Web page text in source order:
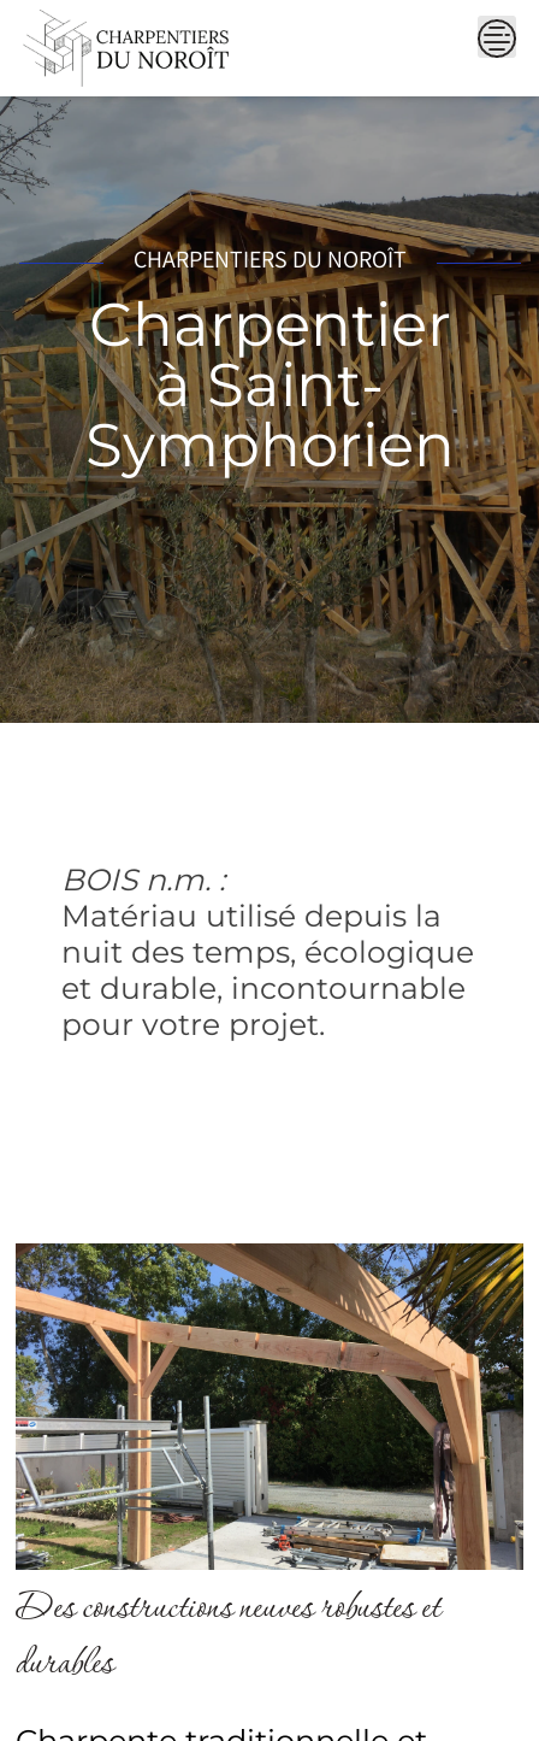
content
CHARPENTIERS DU NOROÎT
Charpentier
à Saint-
Symphorien
BOIS n.m. :
Matériau utilisé depuis la
nuit des temps, écologique
et durable, incontournable
pour votre projet.
Des constructions neuves robustes et
durables